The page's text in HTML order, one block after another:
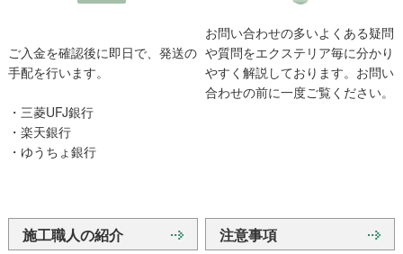
ご入金を確認後に即日で、発送の
手配を行います。
・三菱UFJ銀行
・楽天銀行
・ゆうちょ銀行
お問い合わせの多いよくある疑問
や質問をエクステリア毎に分かり
やすく解説しております。お問い
合わせの前に一度ご覧ください。
施工職人の紹介 注意事項